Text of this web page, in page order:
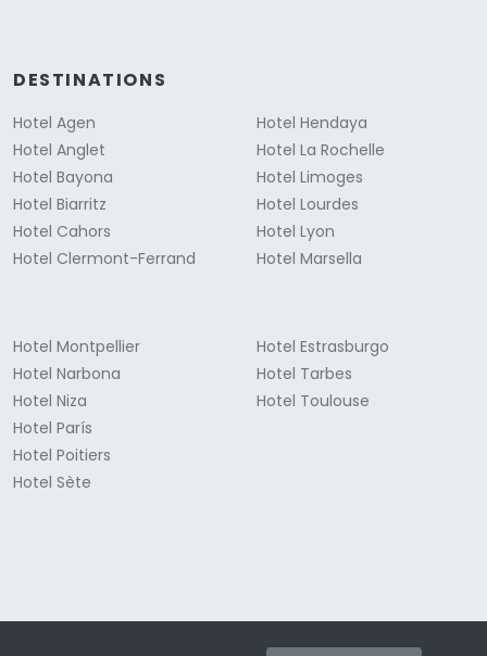
DESTINATIONS
Hotel Agen
Hotel Anglet
Hotel Bayona
Hotel Biarritz
Hotel Cahors
Hotel Clermont-Ferrand
Hotel Hendaya
Hotel La Rochelle
Hotel Limoges
Hotel Lourdes
Hotel Lyon
Hotel Marsella
Hotel Montpellier
Hotel Narbona
Hotel Niza
Hotel París
Hotel Poitiers
Hotel Sète
Hotel Estrasburgo
Hotel Tarbes
Hotel Toulouse